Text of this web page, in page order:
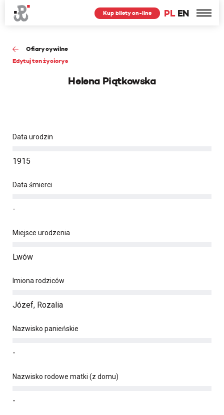
PL EN
Kup bilety on-line
Ofiary cywilne
Edytuj ten życiorys
Helena Piątkowska
Data urodzin
1915
Data śmierci
-
Miejsce urodzenia
Lwów
Imiona rodziców
Józef, Rozalia
Nazwisko panieńskie
-
Nazwisko rodowe matki (z domu)
-